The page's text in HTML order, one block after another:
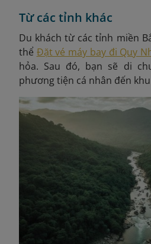
Từ các tỉnh khác
Du khách từ các tỉnh miền
thể Đặt vé máy bay đi Quy
hỏa. Sau đó, bạn sẽ di
phương tiện cá nhân đến